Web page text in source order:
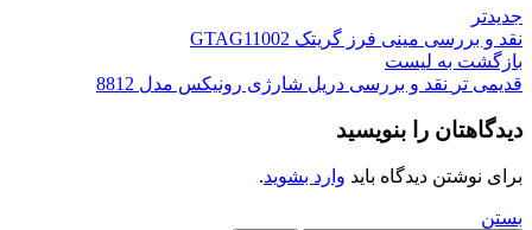
جدیدتر
نقد و بررسی مینی فرز گریتک GTAG11002
بازگشت به لیست
قدیمی تر نقد و بررسی دریل شارژی رونیکس مدل 8812
دیدگاهتان را بنویسید
برای نوشتن دیدگاه باید وارد بشوید.
بستن